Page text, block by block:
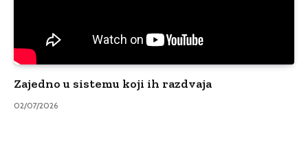
Zajedno u sistemu koji ih razdvaja
02/07/2026